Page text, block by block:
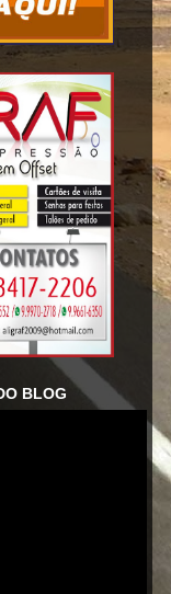
BLOG